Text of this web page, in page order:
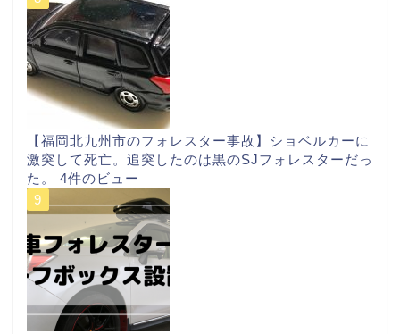
【福岡北九州市のフォレスター事故】ショベルカーに
激突して死亡。追突したのは黒のSJフォレスターだっ
た。 4件のビュー